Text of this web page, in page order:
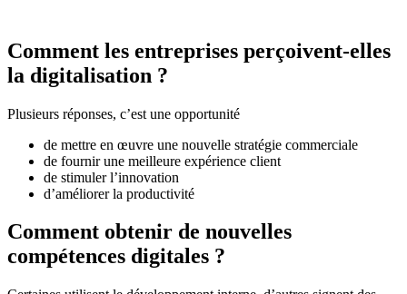
Comment les entreprises perçoivent-elles
la digitalisation ?
Plusieurs réponses, c’est une opportunité
de mettre en œuvre une nouvelle stratégie commerciale
de fournir une meilleure expérience client
de stimuler l’innovation
d’améliorer la productivité
Comment obtenir de nouvelles
compétences digitales ?